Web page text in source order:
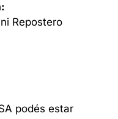
Repostero
podés estar